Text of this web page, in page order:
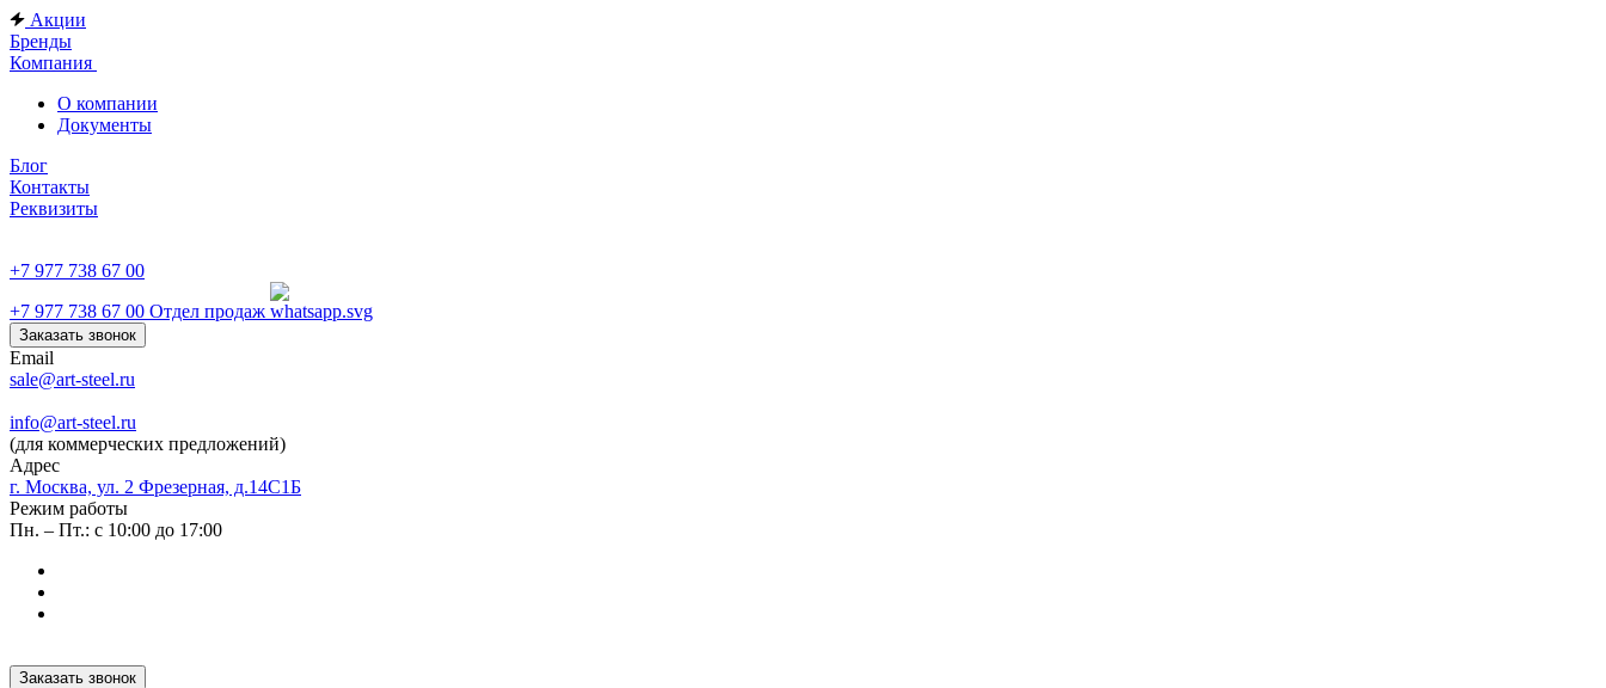
Акции
Бренды
Компания
О компании
Документы
Блог
Контакты
Реквизиты
+7 977 738 67 00
+7 977 738 67 00 Отдел продаж
Заказать звонок
Email
sale@art-steel.ru
info@art-steel.ru
(для коммерческих предложений)
Адрес
г. Москва, ул. 2 Фрезерная, д.14С1Б
Режим работы
Пн. – Пт.: с 10:00 до 17:00
Заказать звонок